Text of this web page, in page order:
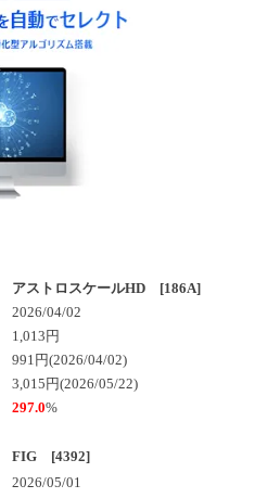
アストロスケールHD [186A]
2026/04/02
1,013円
991円(2026/04/02)
3,015円(2026/05/22)
297.0%
FIG [4392]
2026/05/01